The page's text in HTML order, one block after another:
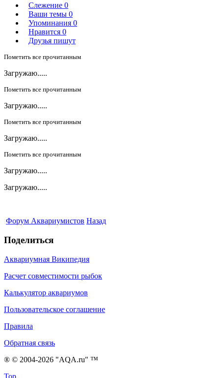
Слежение 0
Ваши темы 0
Упоминания 0
Нравится 0
Друзья пишут
Пометить все прочитанным
Загружаю.....
Пометить все прочитанным
Загружаю.....
Пометить все прочитанным
Загружаю.....
Пометить все прочитанным
Загружаю.....
Загружаю.....
Форум Аквариумистов Назад
Поделиться
Аквариумная Википедия
Расчет совместимости рыбок
Калькулятор аквариумов
Пользовательское соглашение
Правила
Обратная связь
® © 2004-2026 "AQA.ru" ™
Top